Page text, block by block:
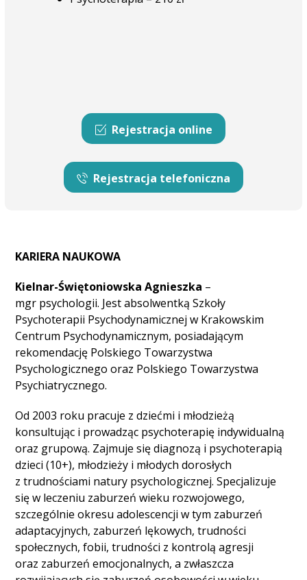
Rejestracja online
Rejestracja telefoniczna
KARIERA NAUKOWA
Kielnar-Świętoniowska Agnieszka –
mgr psychologii. Jest absolwentką Szkoły
Psychoterapii Psychodynamicznej w Krakowskim
Centrum Psychodynamicznym, posiadającym
rekomendację Polskiego Towarzystwa
Psychologicznego oraz Polskiego Towarzystwa
Psychiatrycznego.
Od 2003 roku pracuje z dziećmi i młodzieżą
konsultując i prowadząc psychoterapię indywidualną
oraz grupową. Zajmuje się diagnozą i psychoterapią
dzieci (10+), młodzieży i młodych dorosłych
z trudnościami natury psychologicznej. Specjalizuje
się w leczeniu zaburzeń wieku rozwojowego,
szczególnie okresu adolescencji w tym zaburzeń
adaptacyjnych, zaburzeń lękowych, trudności
społecznych, fobii, trudności z kontrolą agresji
oraz zaburzeń emocjonalnych, a zwłaszcza